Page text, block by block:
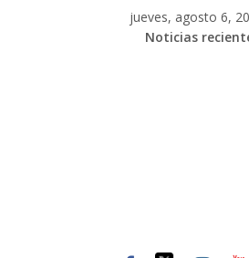
jueves, agosto 6,
Noticias